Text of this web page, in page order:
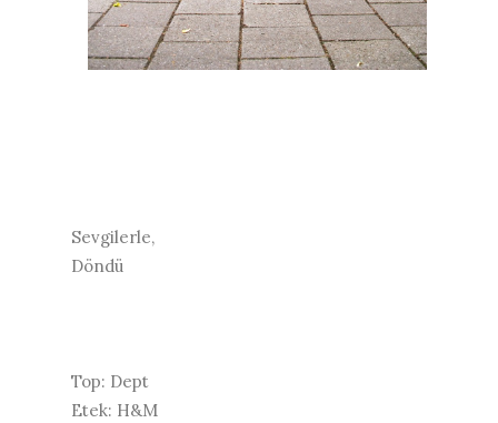
Sevgilerle,
Döndü
Top: Dept
Etek: H&M